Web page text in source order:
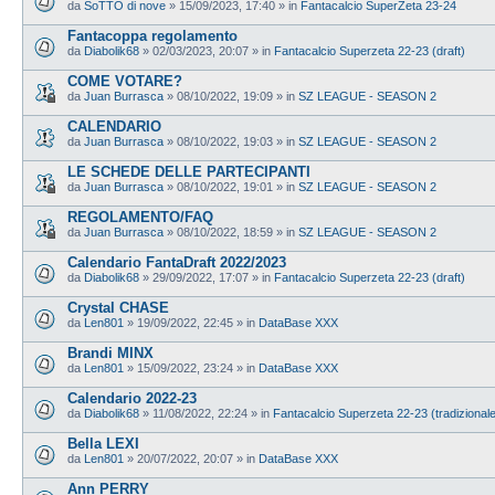
da SoTTO di nove » 15/09/2023, 17:40 » in Fantacalcio SuperZeta 23-24
Fantacoppa regolamento
da Diabolik68 » 02/03/2023, 20:07 » in Fantacalcio Superzeta 22-23 (draft)
COME VOTARE?
da Juan Burrasca » 08/10/2022, 19:09 » in SZ LEAGUE - SEASON 2
CALENDARIO
da Juan Burrasca » 08/10/2022, 19:03 » in SZ LEAGUE - SEASON 2
LE SCHEDE DELLE PARTECIPANTI
da Juan Burrasca » 08/10/2022, 19:01 » in SZ LEAGUE - SEASON 2
REGOLAMENTO/FAQ
da Juan Burrasca » 08/10/2022, 18:59 » in SZ LEAGUE - SEASON 2
Calendario FantaDraft 2022/2023
da Diabolik68 » 29/09/2022, 17:07 » in Fantacalcio Superzeta 22-23 (draft)
Crystal CHASE
da Len801 » 19/09/2022, 22:45 » in DataBase XXX
Brandi MINX
da Len801 » 15/09/2022, 23:24 » in DataBase XXX
Calendario 2022-23
da Diabolik68 » 11/08/2022, 22:24 » in Fantacalcio Superzeta 22-23
Bella LEXI
da Len801 » 20/07/2022, 20:07 » in DataBase XXX
Ann PERRY